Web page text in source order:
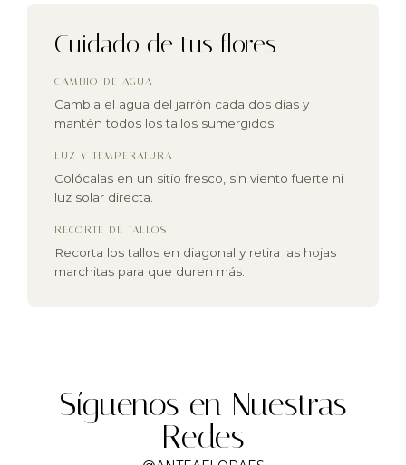
Cuidado de tus flores
CAMBIO DE AGUA
Cambia el agua del jarrón cada dos días y
mantén todos los tallos sumergidos.
LUZ Y TEMPERATURA
Colócalas en un sitio fresco, sin viento fuerte ni
luz solar directa.
RECORTE DE TALLOS
Recorta los tallos en diagonal y retira las hojas
marchitas para que duren más.
Síguenos en Nuestras
Redes